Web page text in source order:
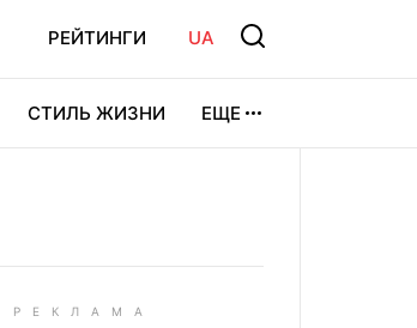
РЕЙТИНГИ UA
СТИЛЬ ЖИЗНИ ЕЩЕ